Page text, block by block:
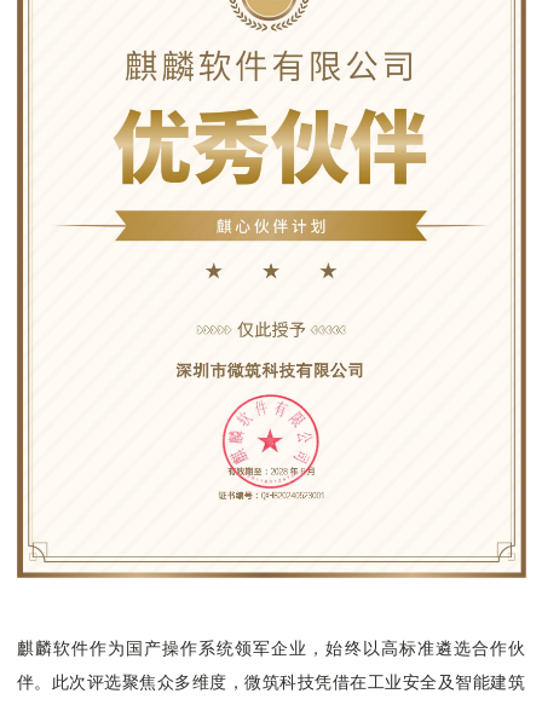
麒麟软件作为国产操作系统领军企业，始终以高标准遴选合作伙
伴。此次评选聚焦众多维度，微筑科技凭借在工业安全及智能建筑